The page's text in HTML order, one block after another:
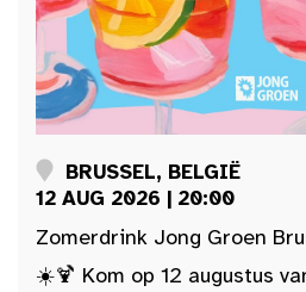
BRUSSEL, BELGIË
12 AUG 2026 | 20:00
Zomerdrink Jong Groen
☀️🍹 Kom op 12 augustus